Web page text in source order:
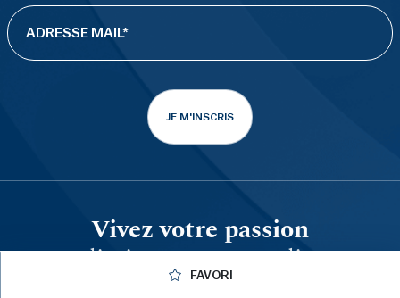
FAVORI
JE M'INSCRIS
Vivez votre passion